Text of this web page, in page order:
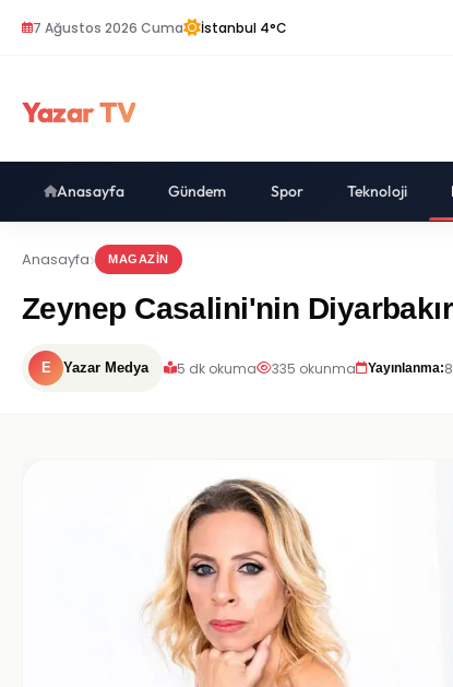
7 Ağustos 2026 Cuma İstanbul 4°C
Yazar TV
Anasayfa Gündem Spor Teknoloji
Anasayfa MAGAZIN
Zeynep Casalini'nin
E Yazar Medya 5 dk okuma 335 okunma Yayınlanma: